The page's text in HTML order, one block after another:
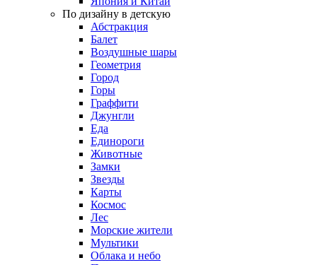
По дизайну в детскую
Абстракция
Балет
Воздушные шары
Геометрия
Город
Горы
Граффити
Джунгли
Еда
Единороги
Животные
Замки
Звезды
Карты
Космос
Лес
Морские жители
Мультики
Облака и небо